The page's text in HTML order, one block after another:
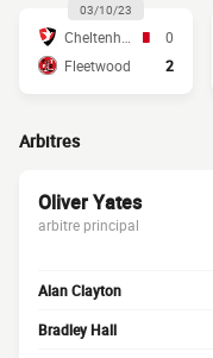
03/10/23
0
Fleetwood
2
Arbitres
Oliver Yates
arbitre principal
Alan Clayton
Bradley Hall